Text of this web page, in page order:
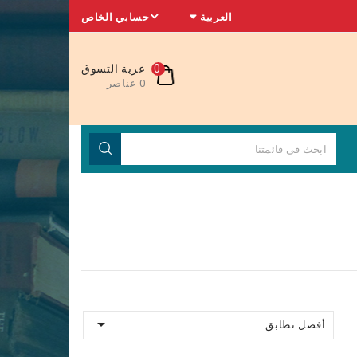
العربية حسابي الخاص
عربة التسوق
0 عناصر
0
أفضل تطابق 